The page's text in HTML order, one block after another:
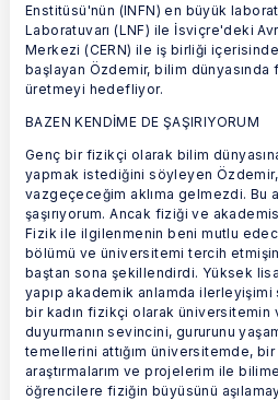
Enstitüsü'nün (INFN) en büyük
Laboratuvarı (LNF) ile İsviçre'deki
Merkezi (CERN) ile iş birliği içerisinde
başlayan Özdemir, bilim
üretmeyi hedefliyor.
BAZEN KENDİME DE ŞAŞIRIYORUM
Genç bir fizikçi olarak bilim
yapmak istediğini söyleyen
vazgeçeceğim aklıma gelmezdi. Bu
şaşırıyorum. Ancak fiziği ve
Fizik ile ilgilenmenin beni mutlu
bölümü ve üniversitemi tercih
baştan sona şekillendirdi. Yüksek
yapıp akademik anlamda
bir kadın fizikçi olarak üniversitemin
duyurmanın sevincini, gururunu
temellerini attığım üniversitemde,
araştırmalarım ve projelerim ile
öğrencilere fiziğin büyüsünü